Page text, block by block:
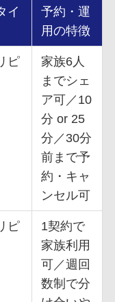
イ
予約・運
用の特徴
ピ
家族6人
までシェ
ア可／10
分 or 25
分／30分
前まで予
約・キャ
ンセル可
ピ
1契約で
家族利用
可／週回
数制で分